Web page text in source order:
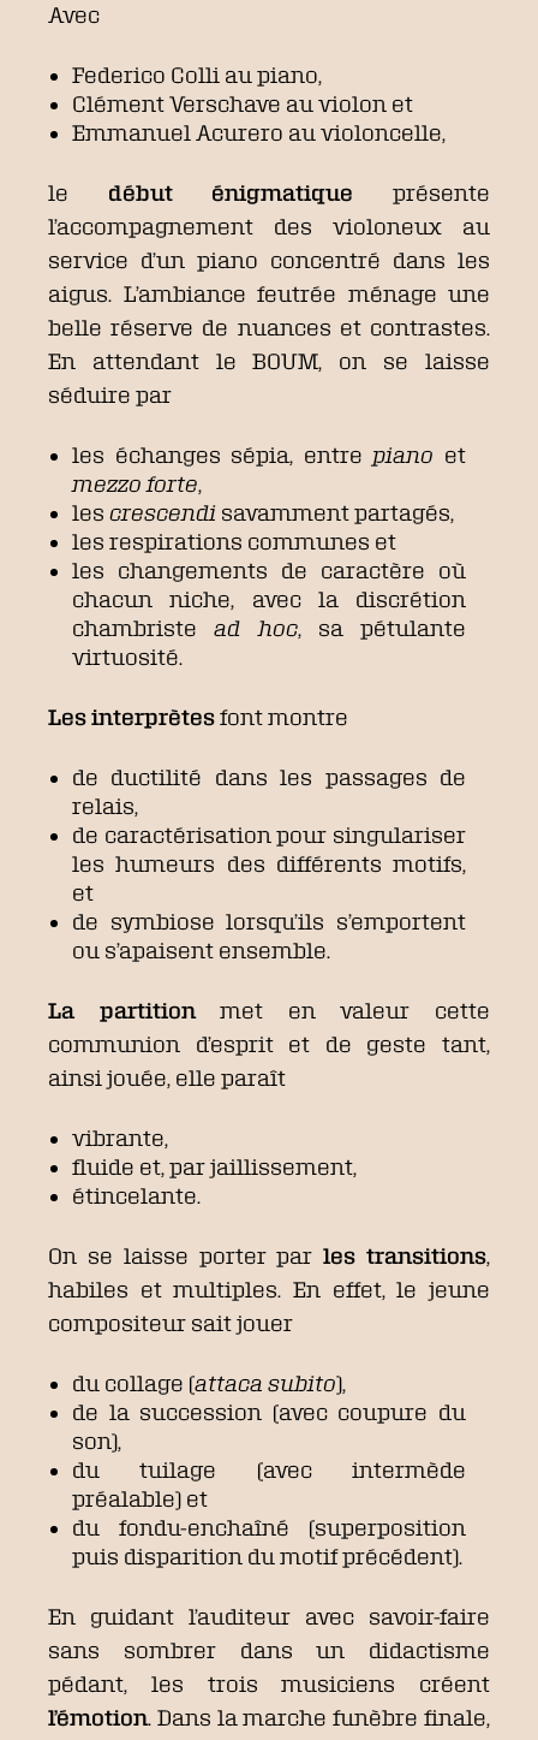
Avec
Federico Colli au piano,
Clément Verschave au violon et
Emmanuel Acurero au violoncelle,
le début énigmatique présente
l’accompagnement des violoneux au
service d’un piano concentré dans les
aigus. L’ambiance feutrée ménage une
belle réserve de nuances et contrastes.
En attendant le BOUM, on se laisse
séduire par
les échanges sépia, entre piano et
mezzo forte
les crescendi savamment partagés,
les respirations communes et
les changements de caractère où
chacun niche, avec la discrétion
chambristead hoc, sa pétulante
virtuosité.
Les interprètes font montre
de ductilité dans les passages de
relais,
de caractérisation pour singulariser
les humeurs des différents motifs,
et
de symbiose lorsqu’ils s’emportent
ou s’apaisent ensemble.
La partition met en valeur cette
communion d’esprit et de geste tant,
ainsi jouée, elle paraît
vibrante,
fluide et, par jaillissement,
étincelante.
On se laisse porter parles transitions
habiles et multiples. En effet, le jeune
compositeur sait jouer
du collage (attaca subito),
de la succession (avec coupure du
son),
du tuilage (avec intermède
préalable) et
du fondu-enchaîné (superposition
puis disparition du motif précédent).
En guidant l’auditeur avec savoir-faire
sans sombrer dans un didactisme
pédant, les trois musiciens créent
l’émotion . Dans la marche funèbre finale,